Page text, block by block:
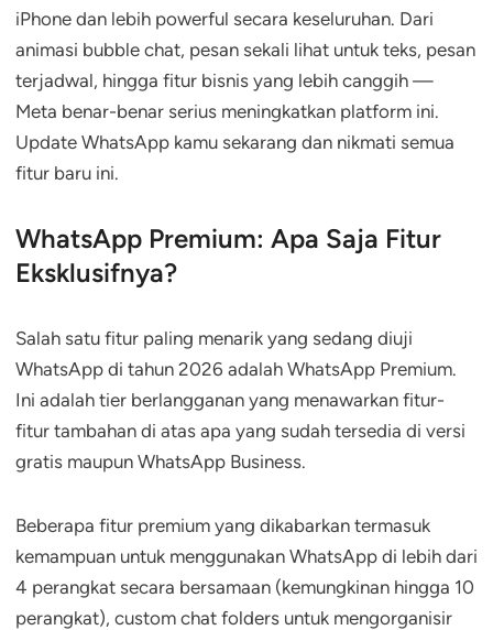
iPhone dan lebih powerful secara keseluruhan. Dari
animasi bubble chat, pesan sekali lihat untuk teks, pesan
terjadwal, hingga fitur bisnis yang lebih canggih —
Meta benar-benar serius meningkatkan platform ini.
Update WhatsApp kamu sekarang dan nikmati semua
fitur baru ini.
WhatsApp Premium: Apa Saja Fitur
Eksklusifnya?
Salah satu fitur paling menarik yang sedang diuji
WhatsApp di tahun 2026 adalah WhatsApp Premium.
Ini adalah tier berlangganan yang menawarkan fitur-
fitur tambahan di atas apa yang sudah tersedia di versi
gratis maupun WhatsApp Business.
Beberapa fitur premium yang dikabarkan termasuk
kemampuan untuk menggunakan WhatsApp di lebih dari
4 perangkat secara bersamaan (kemungkinan hingga 10
perangkat), custom chat folders untuk mengorganisir